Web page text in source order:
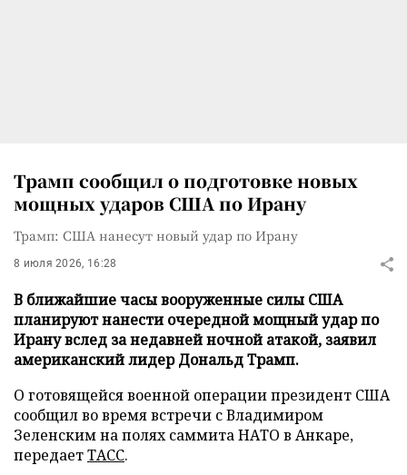
Трамп сообщил о подготовке новых
мощных ударов США по Ирану
Трамп: США нанесут новый удар по Ирану
8 июля 2026, 16:28
В ближайшие часы вооруженные силы США
планируют нанести очередной мощный удар по
Ирану вслед за недавней ночной атакой, заявил
американский лидер Дональд Трамп.
О готовящейся военной операции президент США
сообщил во время встречи с Владимиром
Зеленским на полях саммита НАТО в Анкаре,
передаетТАСС.